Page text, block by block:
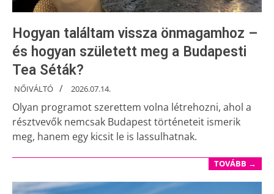
Hogyan találtam vissza önmagamhoz –
és hogyan született meg a Budapesti
Tea Séták?
NŐIVÁLTÓ 2026.07.14.
Olyan programot szerettem volna létrehozni, ahol a
résztvevők nemcsak Budapest történeteit ismerik
meg, hanem egy kicsit le is lassulhatnak.
TOVÁBB →